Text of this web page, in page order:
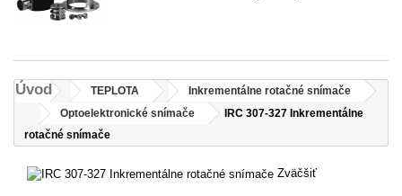
Úvod TEPLOTA
Inkrementálne rotačné snímače
Optoelektronické snímače
IRC 307-327 Inkrementálne
rotačné snímače
Zväčšiť